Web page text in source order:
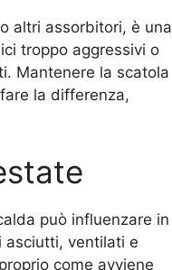
altri assorbitori, è una
troppo aggressivi o
Mantenere la scatola
la differenza,
può influenzare in
asciutti, ventilati e
come avviene